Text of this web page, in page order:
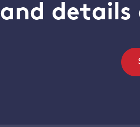
and details